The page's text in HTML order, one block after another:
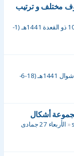
مختلف و ترتيب
الأربعاء 10 ذو القعدة 1441هـ (1-
الخميس 26 شوال 1441هـ (18-6-
أشكال
«
الأربعاء 27 جمادى